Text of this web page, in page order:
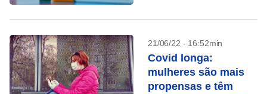
21/06/22 - 16:52min
Covid longa:
mulheres são mais
propensas e têm